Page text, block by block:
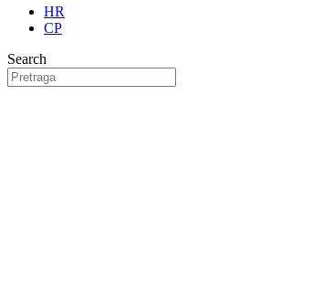
HR
CP
Search